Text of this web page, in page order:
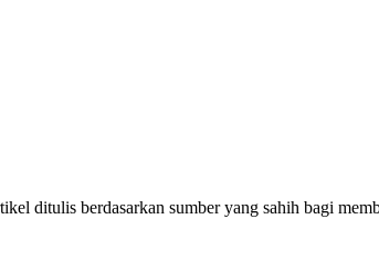
ditulis berdasarkan sumber yang sahih bagi